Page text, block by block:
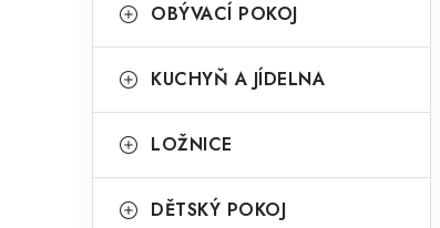
o
t
r
kategorie
a
e
o
OBÝVACÍ POKOJ
KUCHYŇ A JÍDELNA
LOŽNICE
DĚTSKÝ POKOJ